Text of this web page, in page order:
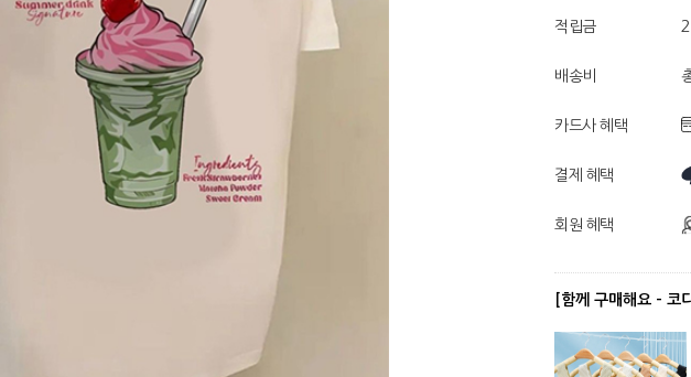
적립금
배송비
카드사 혜택
결제 혜택
회원 혜택
[함께 구매해요 - 코